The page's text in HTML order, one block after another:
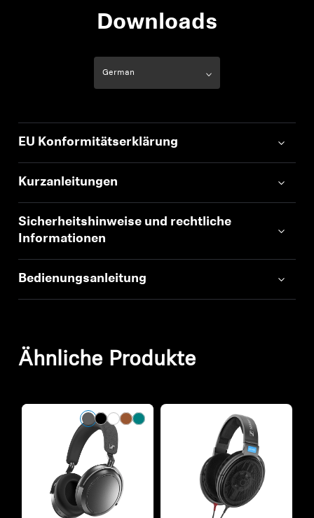
Downloads
EU Konformitätserklärung
Kurzanleitungen
Sicherheitshinweise und rechtliche
Informationen
Bedienungsanleitung
Ähnliche Produkte